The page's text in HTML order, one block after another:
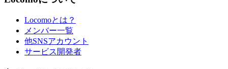
Locomoとは？
メンバー一覧
他SNSアカウント
サービス開発者